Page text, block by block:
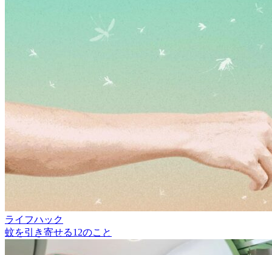
ライフハック
蚊を引き寄せる12のこと